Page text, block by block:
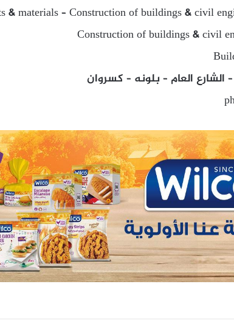
& materials – Construction of buildings & civil
Construction of buildings & civil
العام – بلونه – كسروان